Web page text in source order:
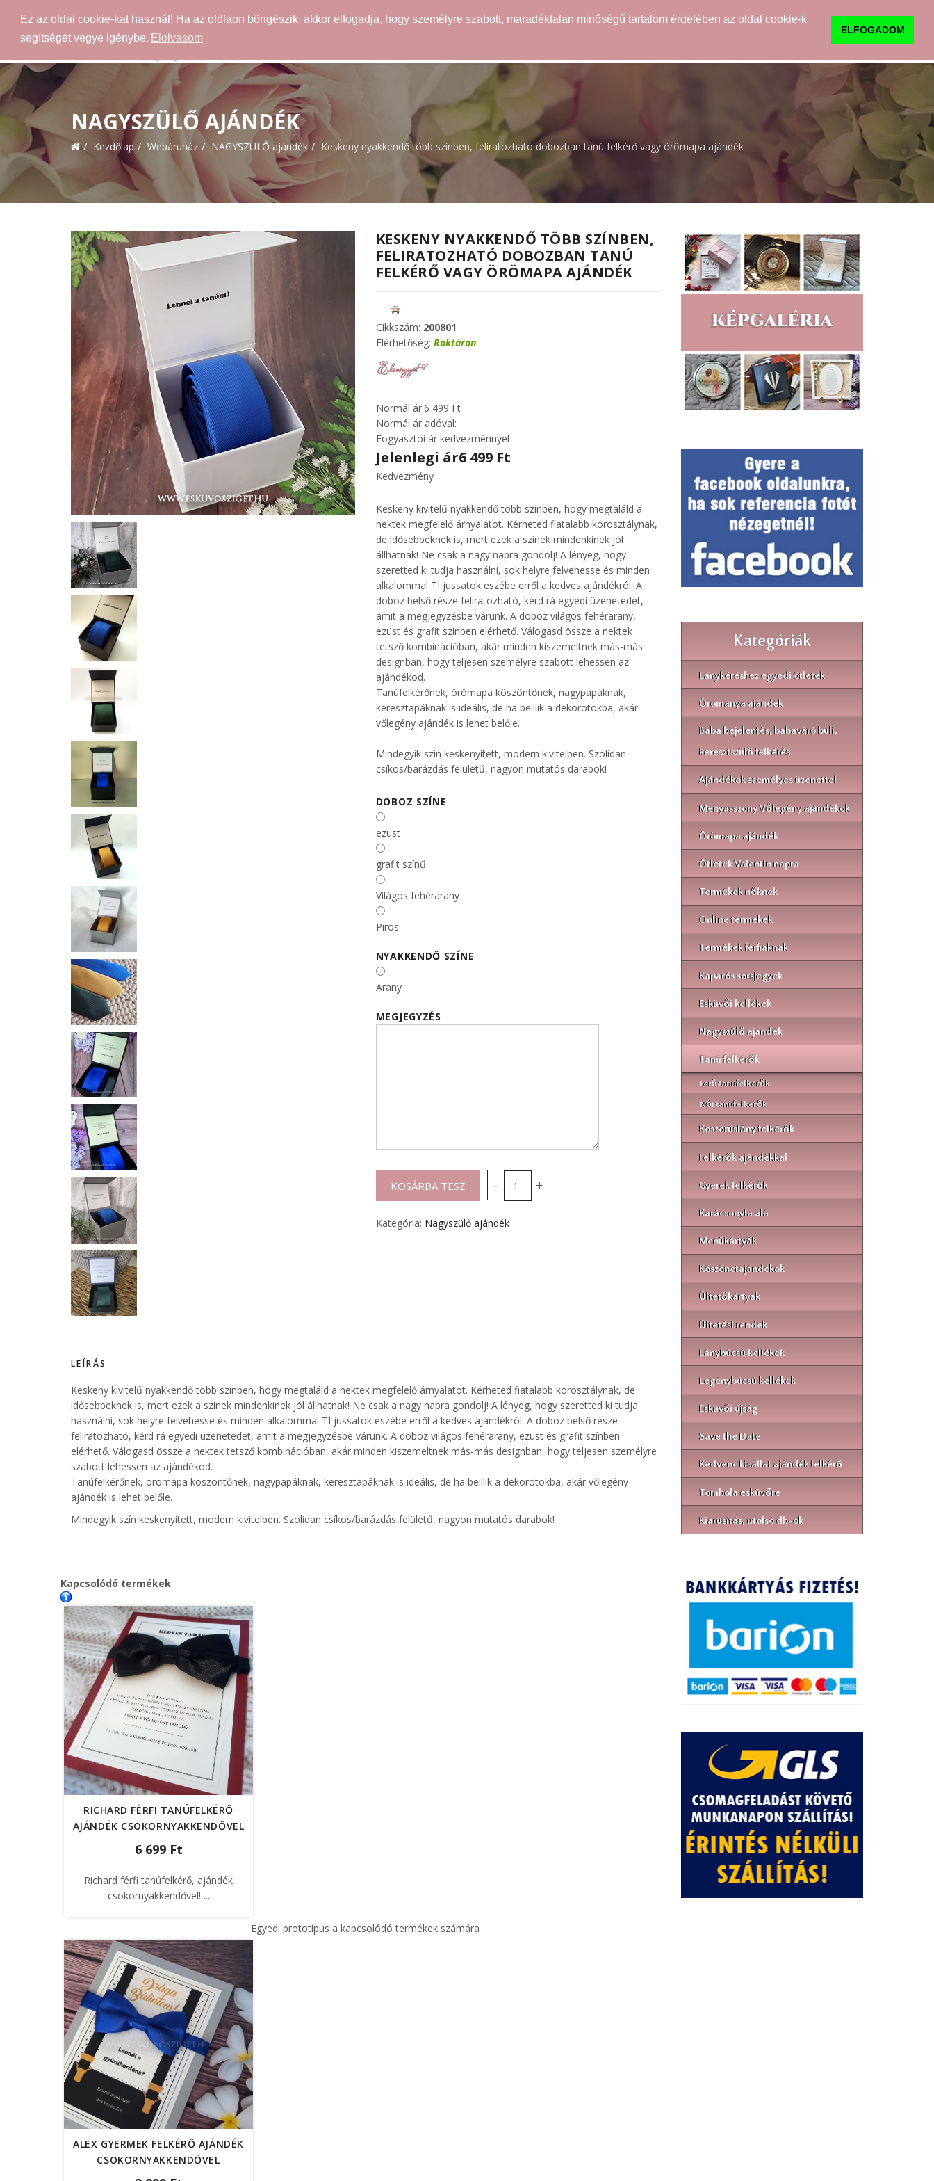
Ez az oldal cookie-kat használ! Ha az oldlaon böngészik, akkor elfogadja, hogy személyre szabott, maradéktalan minőségű tartalom érdelében az oldal cookie-k
segítségét vegye igénybe. Elolvasom
ELFOGADOM
NAGYSZÜLŐ AJÁNDÉK
Kezdőlap Webáruház NAGYSZÜLŐ ajándék Keskeny nyakkendő több színben, feliratozható dobozban tanú felkérő vagy örömapa ajándék
KESKENY NYAKKENDŐ TÖBB SZÍNBEN,
FELIRATOZHATÓ DOBOZBAN TANÚ
FELKÉRŐ VAGY ÖRÖMAPA AJÁNDÉK
Cikkszám: 200801
Elérhetőség: Raktáron
Normál ár:6 499 Ft
Normál ár adóval:
Fogyasztói ár kedvezménnyel
Jelenlegi ár6 499 Ft
Kedvezmény
Keskeny kivitelű nyakkendő több színben, hogy megtaláld a
nektek megfelelő árnyalatot. Kérheted fiatalabb korosztálynak,
de idősebbeknek is, mert ezek a színek mindenkinek jól
állhatnak! Ne csak a nagy napra gondolj! A lényeg, hogy
szeretted ki tudja használni, sok helyre felvehesse és minden
alkalommal TI jussatok eszébe erről a kedves ajándékról. A
doboz belső része feliratozható, kérd rá egyedi üzenetedet,
amit a megjegyzésbe várunk. A doboz világos fehérarany,
ezüst és grafit színben elérhető. Válogasd össze a nektek
tetsző kombinációban, akár minden kiszemeltnek más-más
designban, hogy teljesen személyre szabott lehessen az
ajándékod.
Tanúfelkérőnek, örömapa köszöntőnek, nagypapáknak,
keresztapáknak is ideális, de ha beillik a dekorotokba, akár
vőlegény ajándék is lehet belőle.
Mindegyik szín keskenyített, modern kivitelben. Szolidan
csíkos/barázdás felületű, nagyon mutatós darabok!
DOBOZ SZÍNE
ezüst
grafit színű
Világos fehérarany
Piros
NYAKKENDŐ SZÍNE
Arany
MEGJEGYZÉS
Kategória: Nagyszülő ajándék
LEÍRÁS
Keskeny kivitelű nyakkendő több színben, hogy megtaláld a nektek megfelelő árnyalatot. Kérheted fiatalabb korosztálynak, de
idősebbeknek is, mert ezek a színek mindenkinek jól állhatnak! Ne csak a nagy napra gondolj! A lényeg, hogy szeretted ki tudja
használni, sok helyre felvehesse és minden alkalommal TI jussatok eszébe erről a kedves ajándékról. A doboz belső része
feliratozható, kérd rá egyedi üzenetedet, amit a megjegyzésbe várunk. A doboz világos fehérarany, ezüst és grafit színben
elérhető. Válogasd össze a nektek tetsző kombinációban, akár minden kiszemeltnek más-más designban, hogy teljesen személyre
szabott lehessen az ajándékod.
Tanúfelkérőnek, örömapa köszöntőnek, nagypapáknak, keresztapáknak is ideális, de ha beillik a dekorotokba, akár vőlegény
ajándék is lehet belőle.
Mindegyik szín keskenyített, modern kivitelben. Szolidan csíkos/barázdás felületű, nagyon mutatós darabok!
Kapcsolódó termékek
RICHARD FÉRFI TANÚFELKÉRŐ
AJÁNDÉK CSOKORNYAKKENDŐVEL
6 699 Ft
Richard férfi tanúfelkérő, ajándék
csokornyakkendővel! ...
Egyedi prototípus a kapcsolódó termékek számára
ALEX GYERMEK FELKÉRŐ AJÁNDÉK
CSOKORNYAKKENDŐVEL
Kategóriák
Lánykéréshez egyedi ötletek
Örömanya ajándék
Baba bejelentés, babaváró buli,
keresztszülő felkérés
Ajándékok személyes üzenettel
Menyasszony Vőlegény ajándékok
Örömapa ajándék
Ötletek Valentin napra
Termékek nőknek
Online termékek
Termékek férfiaknak
Kaparós sorsjegyek
Esküvői kellékek
Nagyszülő ajándék
Tanú felkérők
Férfi tanúfelkérők
Női tanúfelkérők
Koszorúslány felkérők
Felkérők ajándékkal
Gyerek felkérők
Karácsonyfa alá
Menükártyák
Köszönetajándékok
Ültetőkártyák
Ültetési rendek
Lánybúcsú kellékek
Legénybúcsú kellékek
Esküvői újság
Save the Date
Kedvenc kisállat ajándék felkérő
Tombola esküvőre
Kiárusítás, utolsó db-ok